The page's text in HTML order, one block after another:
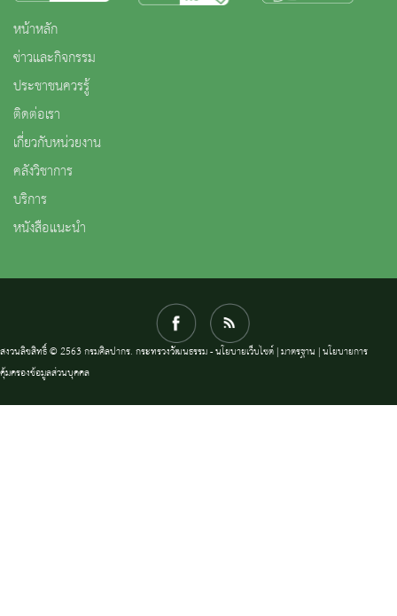
หน้าหลัก
ข่าวและกิจกรรม
ประชาชนควรรู้
ติดต่อเรา
เกี่ยวกับหน่วยงาน
คลังวิชาการ
บริการ
หนังสือแนะนำ
สงวนลิขสิทธิ์ © 2563 กรมศิลปากร. กระทรวงวัฒนธรรม -นโยบายเว็บไซต์|มาตรฐาน |นโยบายการ
คุ้มครองข้อมูลส่วนบุคคล